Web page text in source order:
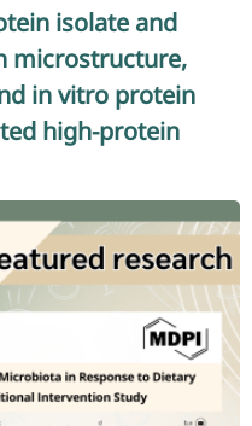
isolate and
microstructure,
in vitro protein
high-protein